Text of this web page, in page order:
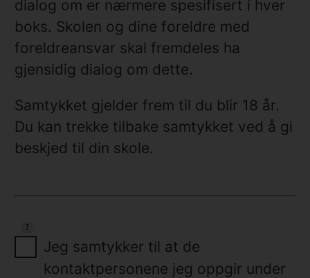
dialog om er nærmere spesifisert i hver
boks. Skolen og dine foreldre med
foreldreansvar skal fremdeles ha
gjensidig dialog om dette.
Samtykket gjelder frem til du blir 18 år.
Du kan trekke tilbake samtykket ved å gi
beskjed til din skole.
Jeg samtykker til at de
kontaktpersonene jeg oppgir under